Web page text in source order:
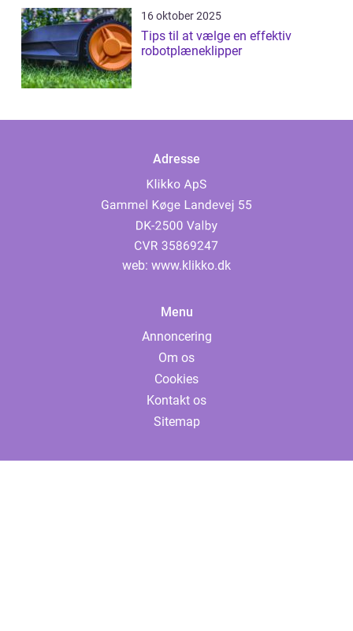
16 oktober 2025
Tips til at vælge en effektiv
robotplæneklipper
Adresse
web: www.klikko.dk
Menu
Annoncering
Om os
Cookies
Kontakt os
Sitemap